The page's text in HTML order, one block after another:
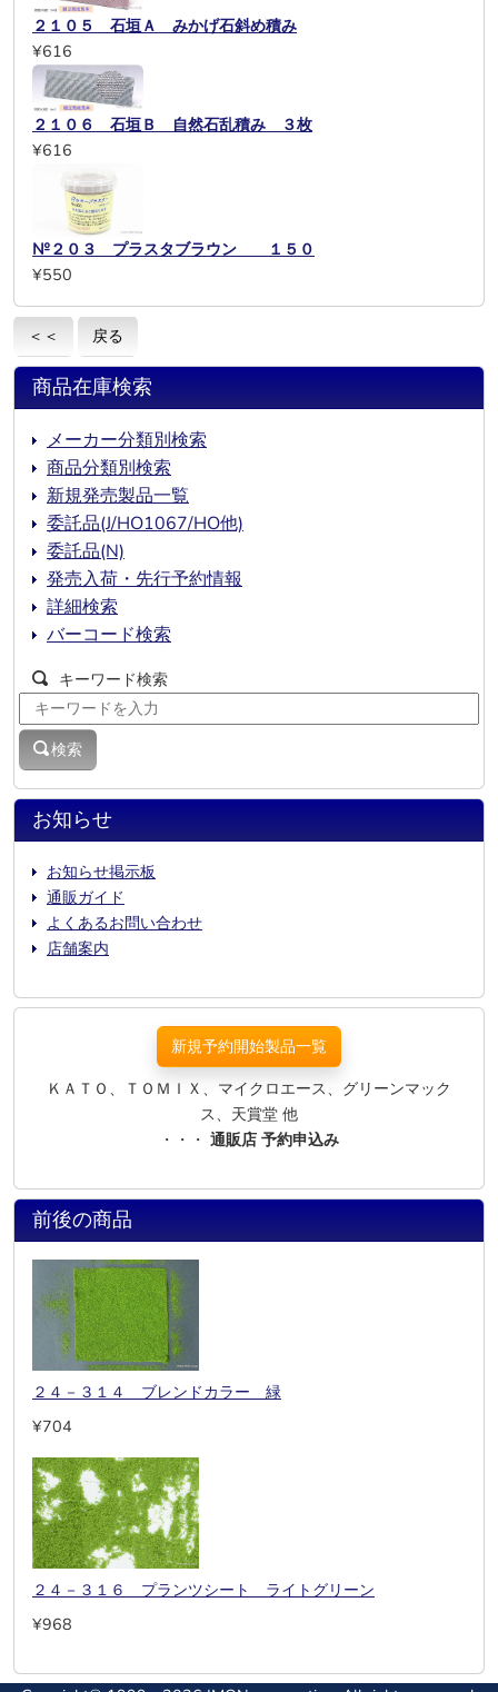
２１０５ 石垣Ａ みかげ石斜め積み
¥616
２１０６ 石垣Ｂ 自然石乱積み ３枚
¥616
№２０３ プラスタブラウン １５０
¥550
＜＜ 戻る
お知らせ
お知らせ掲示板
通販ガイド
よくあるお問い合わせ
店舗案内
商品在庫検索
メーカー分類別検索
商品分類別検索
新規発売製品一覧
委託品(J/HO1067/HO他)
委託品(N)
発売入荷・先行予約情報
詳細検索
バーコード検索
キーワード検索
検索
新規予約開始製品一覧
ＫＡＴＯ、ＴＯＭＩＸ、マイクロエース、グリーンマック
ス、天賞堂 他
・・・ 通販店 予約申込み
前後の商品
２４－３１４ ブレンドカラー 緑
¥704
２４－３１６ プランツシート ライトグリーン
¥968